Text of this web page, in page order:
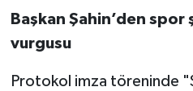
Başkan Şahin’den
vurgusu
Protokol imza töreninde